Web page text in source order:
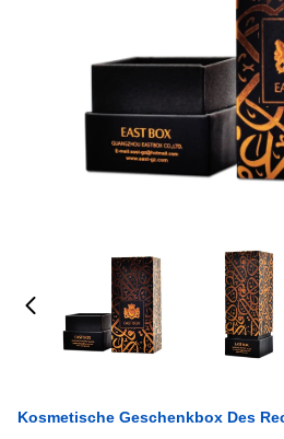
Kosmetische Geschenkbox Des